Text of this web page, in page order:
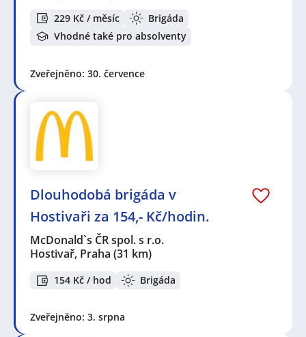
229 Kč / měsíc
Brigáda
Vhodné také pro absolventy
Zveřejněno: 30. července
Dlouhodobá brigáda v
Hostivaři za 154,- Kč/hodin.
McDonald`s ČR spol. s r.o.
Hostivař, Praha (31 km)
154 Kč / hod Brigáda
Zveřejněno: 3. srpna